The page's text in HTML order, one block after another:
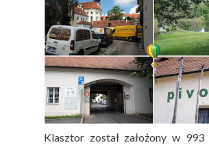
Klasztor został założony w